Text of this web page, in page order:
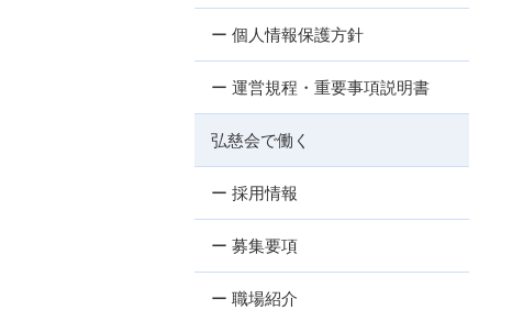
ー 個人情報保護方針
ー 運営規程・重要事項説明書
弘慈会で働く
ー 採用情報
ー 募集要項
ー 職場紹介